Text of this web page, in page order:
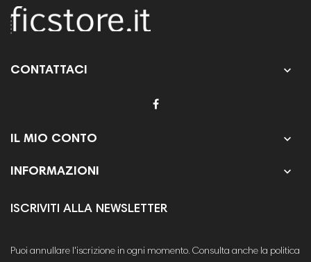
CONTATTACI 
IL MIO CONTO 
INFORMAZIONI 
ISCRIVITI ALLA NEWSLETTER
Puoi annullare l'iscrizione in ogni momento. Consulta anche la politica